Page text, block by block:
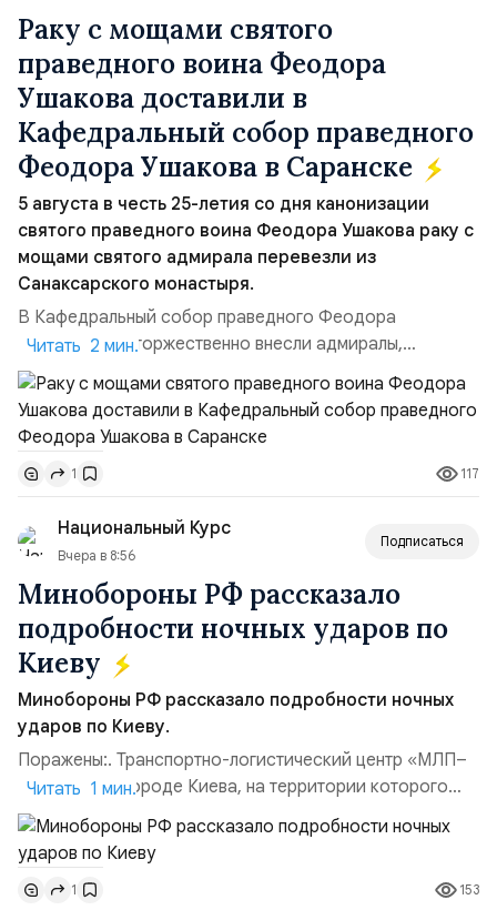
Раку с мощами святого
праведного воина Феодора
Ушакова доставили в
Кафедральный собор праведного
Феодора Ушакова в Саранске
5 августа в честь 25-летия со дня канонизации
святого праведного воина Феодора Ушакова раку с
мощами святого адмирала перевезли из
Санаксарского монастыря.
В Кафедральный собор праведного Феодора
Ушакова раку торжественно внесли адмиралы,
участвовавшие в канонизации святого праведного
воина Феодора Ушакова 25 лет назад:Адмирал
Владимир Прокофьевич Валуев, командующий
Балтийским флотом ВМФ России (2001–2006
гг.);Адмирал Владимир Петрович Комоедов,
командующий Черноморским флотом ВМФ России
(1998–2002 г...
Читать 2 мин.
1 117
Национальный Курс
Вчера в 8:56
Подписаться
Минобороны РФ рассказало
подробности ночных ударов по
Киеву
Минобороны РФ рассказало подробности ночных
ударов по Киеву.
Поражены:. Транспортно-логистический центр «МЛП–
Чайка» в пригороде Киева, на территории которого
осуществлялось хранение, сборка а также запуск с
прилегающего полевого аэродром «Чайка»
дальнобойных БПЛА ВСУ; Складские помещения
«Транс-Логистик» в Оболонском районе г. Киев,
Читать 1 мин.
1 153